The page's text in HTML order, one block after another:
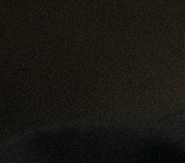
S880 est l'alternative
acoustique
son budget